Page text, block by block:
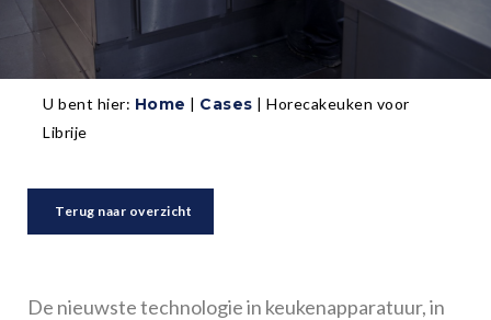
U bent hier: Home | Cases | Horecakeuken voor
Librije
Terug naar overzicht
De nieuwste technologie in keukenapparatuur, in